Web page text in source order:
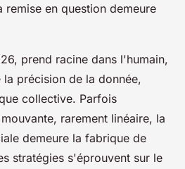
en question demeure
prend racine dans l'humain,
précision de la donnée,
collective. Parfois
rarement linéaire, la
demeure la fabrique de
stratégies s'éprouvent sur le